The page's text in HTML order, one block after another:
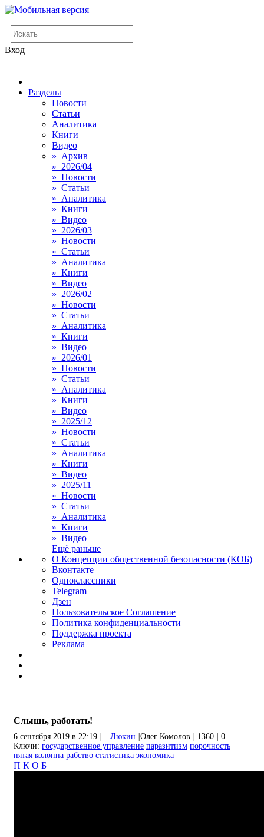
Вход
Разделы
Новости
Статьи
Аналитика
Книги
Видео
» Архив
» 2026/04
» Новости
» Статьи
» Аналитика
» Книги
» Видео
» 2026/03
» Новости
» Статьи
» Аналитика
» Книги
» Видео
» 2026/02
» Новости
» Статьи
» Аналитика
» Книги
» Видео
» 2026/01
» Новости
» Статьи
» Аналитика
» Книги
» Видео
» 2025/12
» Новости
» Статьи
» Аналитика
» Книги
» Видео
» 2025/11
» Новости
» Статьи
» Аналитика
» Книги
» Видео
Ещё раньше
О Концепции общественной безопасности (КОБ)
Вконтакте
Одноклассники
Telegram
Дзен
Пользовательское Соглашение
Политика конфиденциальности
Поддержка проекта
Реклама
Слышь, работать!
6 сентября 2019 в 22:19 Люкин Олег Комолов 1360
0
Ключи: государственное управление паразитизм порочность
пятая колонна рабство статистика экономика
П К О Б